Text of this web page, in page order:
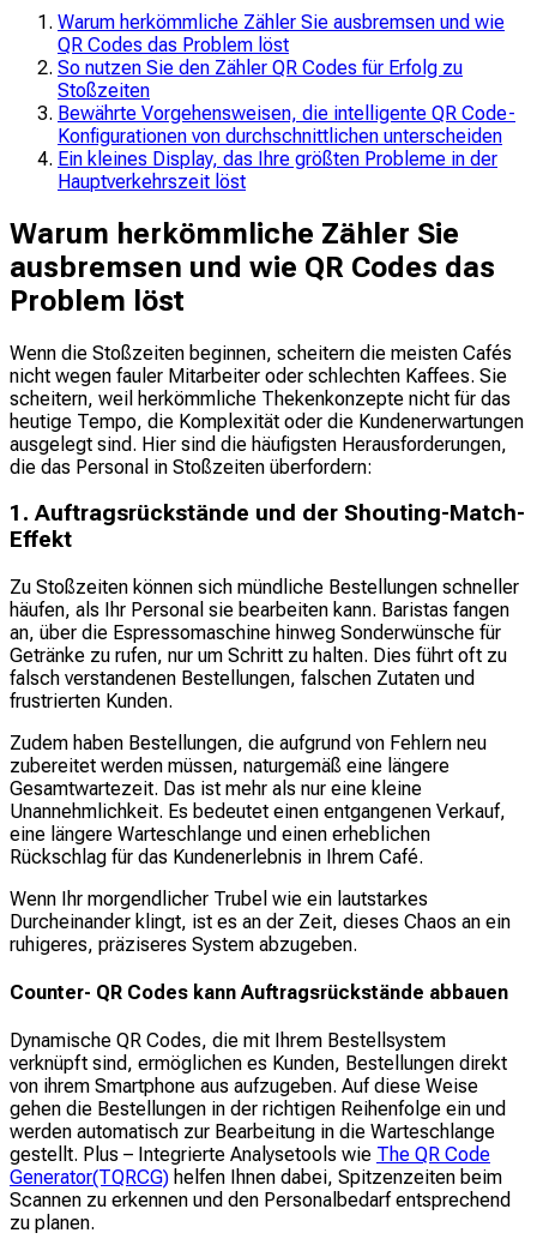
Warum herkömmliche Zähler Sie ausbremsen und wie
QR Codes das Problem löst
So nutzen Sie den Zähler QR Codes für Erfolg zu
Stoßzeiten
Bewährte Vorgehensweisen, die intelligente QR Code-
Konfigurationen von durchschnittlichen unterscheiden
Ein kleines Display, das Ihre größten Probleme in der
Hauptverkehrszeit löst
Warum herkömmliche Zähler Sie
ausbremsen und wie QR Codes das
Problem löst
Wenn die Stoßzeiten beginnen, scheitern die meisten Cafés
nicht wegen fauler Mitarbeiter oder schlechten Kaffees. Sie
scheitern, weil herkömmliche Thekenkonzepte nicht für das
heutige Tempo, die Komplexität oder die Kundenerwartungen
ausgelegt sind. Hier sind die häufigsten Herausforderungen,
die das Personal in Stoßzeiten überfordern:
1. Auftragsrückstände und der Shouting-Match-
Effekt
Zu Stoßzeiten können sich mündliche Bestellungen schneller
häufen, als Ihr Personal sie bearbeiten kann. Baristas fangen
an, über die Espressomaschine hinweg Sonderwünsche für
Getränke zu rufen, nur um Schritt zu halten. Dies führt oft zu
falsch verstandenen Bestellungen, falschen Zutaten und
frustrierten Kunden.
Zudem haben Bestellungen, die aufgrund von Fehlern neu
zubereitet werden müssen, naturgemäß eine längere
Gesamtwartezeit. Das ist mehr als nur eine kleine
Unannehmlichkeit. Es bedeutet einen entgangenen Verkauf,
eine längere Warteschlange und einen erheblichen
Rückschlag für das Kundenerlebnis in Ihrem Café.
Wenn Ihr morgendlicher Trubel wie ein lautstarkes
Durcheinander klingt, ist es an der Zeit, dieses Chaos an ein
ruhigeres, präziseres System abzugeben.
Counter- QR Codes kann Auftragsrückstände abbauen
Dynamische QR Codes, die mit Ihrem Bestellsystem
verknüpft sind, ermöglichen es Kunden, Bestellungen direkt
von ihrem Smartphone aus aufzugeben. Auf diese Weise
gehen die Bestellungen in der richtigen Reihenfolge ein und
werden automatisch zur Bearbeitung in die Warteschlange
gestellt. Plus – Integrierte Analysetools wie The QR Code
Generator(TQRCG) helfen Ihnen dabei, Spitzenzeiten beim
Scannen zu erkennen und den Personalbedarf entsprechend
zu planen.